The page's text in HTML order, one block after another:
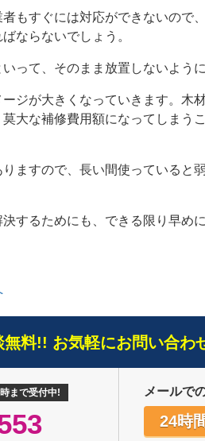
もすぐには対応ができないので
ならないでしょう。
って、そのまま放置しないよう
ジが大きくなっていきます。木
大な補修費用額になってしまう
ますので、長い間使っていると
するためにも、できる限り早め
料!! お気軽にお問い合わ
まで受付中! メールで
24時